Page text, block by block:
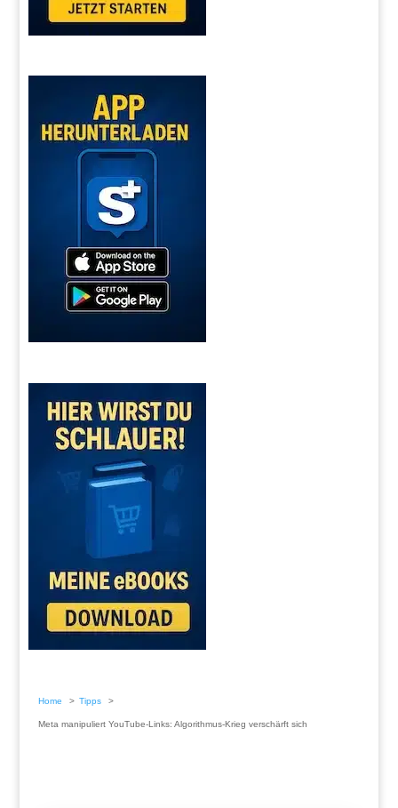
Home Tipps
Meta manipuliert YouTube-Links: Algorithmus-Krieg verschärft sich